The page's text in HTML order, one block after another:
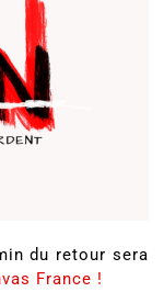
du retour sera
France !